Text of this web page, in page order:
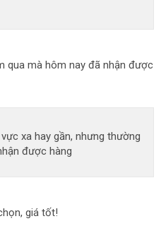
qua mà hôm nay đã nhận được
xa hay gần, nhưng thường
được hàng
giá tốt!